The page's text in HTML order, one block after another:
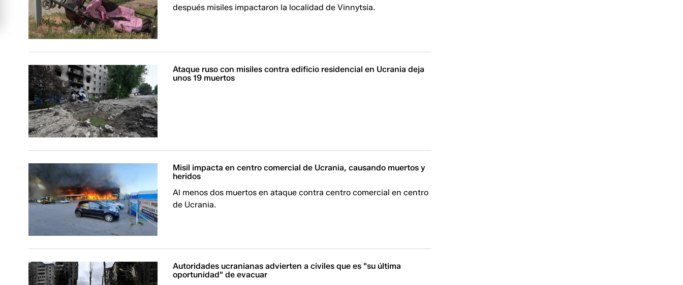
después misiles impactaron la localidad de Vinnytsia.
Ataque ruso con misiles contra edificio residencial en Ucrania deja
unos 19 muertos
Misil impacta en centro comercial de Ucrania, causando muertos y
heridos
Al menos dos muertos en ataque contra centro comercial en centro
de Ucrania.
Autoridades ucranianas advierten a civiles que es "su última
oportunidad" de evacuar